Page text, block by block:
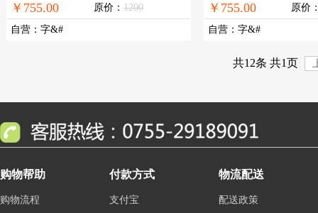
￥755.00 原价： 1200
自营 ： 字&#
￥755.00 原价
自营 ： 字&#
共12条 共1页
购物帮助
购物流程
付款方式
支付宝
物流配送
配送政策